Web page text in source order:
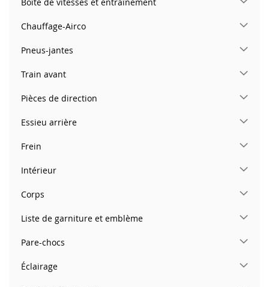
Chauffage-Airco
Pneus-jantes
Train avant
Pièces de direction
Essieu arrière
Frein
Intérieur
Corps
Liste de garniture et emblème
Pare-chocs
Éclairage